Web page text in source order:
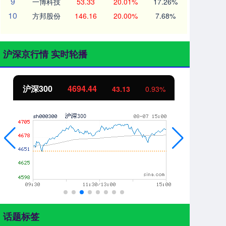
10 方邦股份 146.16 20.00% 7.68%
沪深京行情 实时轮播
沪深300 4694.44 43.13 0.93%
话题标签